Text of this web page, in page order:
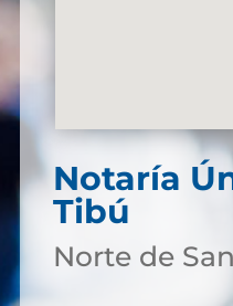
Notaría
Tibú
Norte de